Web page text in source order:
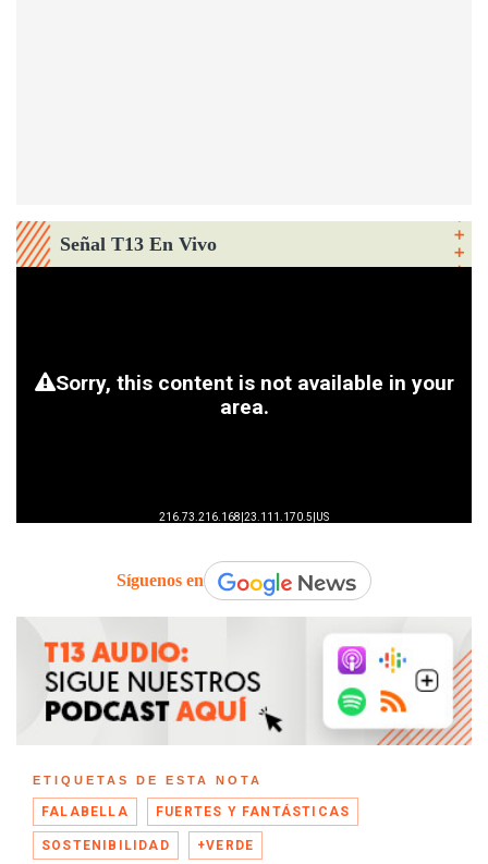
Señal T13 En Vivo
Síguenos en
ETIQUETAS DE ESTA NOTA
FALABELLA FUERTES Y FANTÁSTICAS
SOSTENIBILIDAD +VERDE